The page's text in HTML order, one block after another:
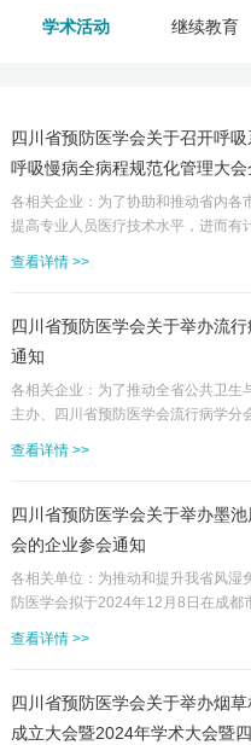
学术活动 继续教育
四川省预防医学会关于召开呼
呼吸慢病全病程规范化管理大
各相关企业：为了协助和推动省内各
提高专业人员医疗技术水平，进而有
年12月6-7日在成都市召开“呼吸系
识、新疗法、新技术的介绍，支持
参会的企业提供展示交流的平台。现
查看详情 >>
四川省预防医学会关于举办流
通知
各相关企业：为了推动全省公共卫生
主办、四川省预防医学会流行病学分
围绕“共筑健康四川流行病学基石”这
学科建设的开展与发展，学会将会
相关事宜通知如下一、会议内容1．
查看详情 >>
四川省预防医学会关于举办墨
会的企业参会通知
各相关单位：为推动和提升我省风湿
防医学会拟于2024年12月8日在成都
专家授课。欢迎有关厂家/公司根据
学术交流，学会将为参会的企业提
一、大会组织主办单位：四川省预
查看详情 >>
四川省预防医学会关于举办烟
成立大会暨2024年学术大会暨